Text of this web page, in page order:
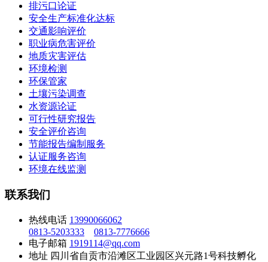
排污口论证
安全生产标准化达标
交通影响评价
职业病危害评价
地质灾害评估
环境检测
环保管家
土壤污染调查
水资源论证
可行性研究报告
安全评价咨询
节能报告编制服务
认证服务咨询
环境在线监测
联系我们
热线电话 13990066062
0813-5203333
0813-7776666
电子邮箱 1919114@qq.com
地址 四川省自贡市沿滩区工业园区兴元路1号科技孵化